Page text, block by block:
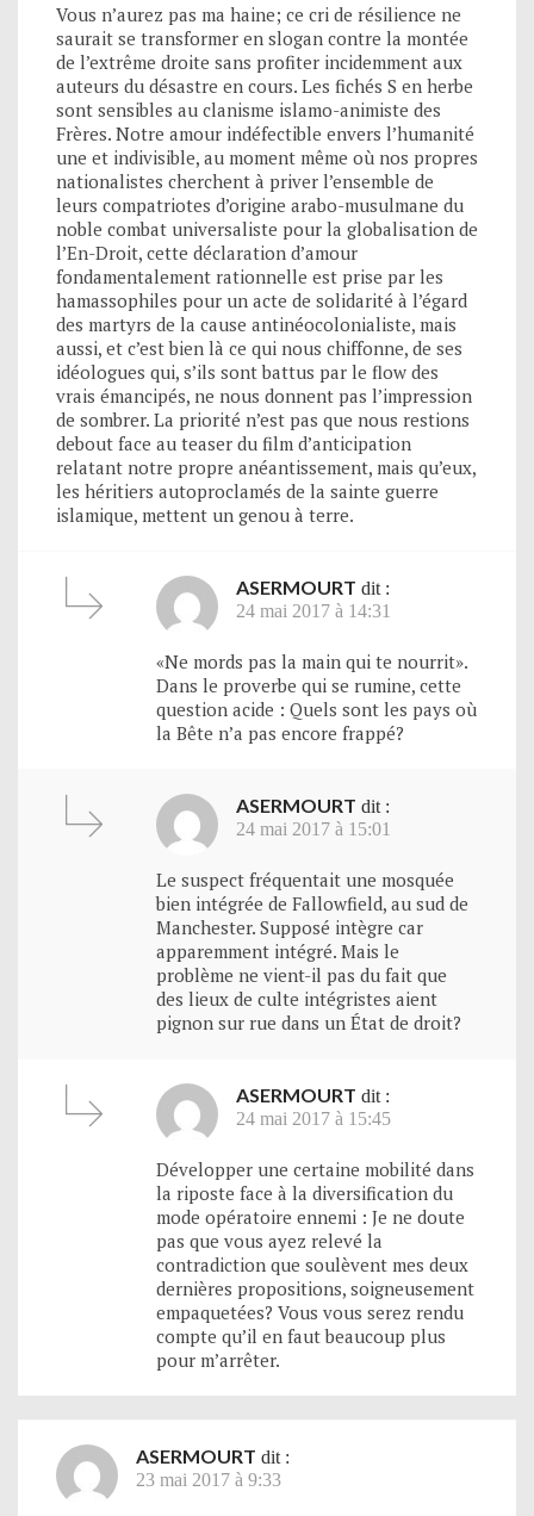
Vous n’aurez pas ma haine; ce cri de résilience ne
saurait se transformer en slogan contre la montée
de l’extrême droite sans profiter incidemment aux
auteurs du désastre en cours. Les fichés S en herbe
sont sensibles au clanisme islamo-animiste des
Frères. Notre amour indéfectible envers l’humanité
une et indivisible, au moment même où nos propres
nationalistes cherchent à priver l’ensemble de
leurs compatriotes d’origine arabo-musulmane du
noble combat universaliste pour la globalisation de
l’En-Droit, cette déclaration d’amour
fondamentalement rationnelle est prise par les
hamassophiles pour un acte de solidarité à l’égard
des martyrs de la cause antinéocolonialiste, mais
aussi, et c’est bien là ce qui nous chiffonne, de ses
idéologues qui, s’ils sont battus par le flow des
vrais émancipés, ne nous donnent pas l’impression
de sombrer. La priorité n’est pas que nous restions
debout face au teaser du film d’anticipation
relatant notre propre anéantissement, mais qu’eux,
les héritiers autoproclamés de la sainte guerre
islamique, mettent un genou à terre.
ASERMOURT dit :
24 mai 2017 à 14:31
«Ne mords pas la main qui te nourrit».
Dans le proverbe qui se rumine, cette
question acide : Quels sont les pays où
la Bête n’a pas encore frappé?
ASERMOURT dit :
24 mai 2017 à 15:01
Le suspect fréquentait une mosquée
bien intégrée de Fallowfield, au sud de
Manchester. Supposé intègre car
apparemment intégré. Mais le
problème ne vient-il pas du fait que
des lieux de culte intégristes aient
pignon sur rue dans un État de droit?
ASERMOURT dit :
24 mai 2017 à 15:45
Développer une certaine mobilité dans
la riposte face à la diversification du
mode opératoire ennemi : Je ne doute
pas que vous ayez relevé la
contradiction que soulèvent mes deux
dernières propositions, soigneusement
empaquetées? Vous vous serez rendu
compte qu’il en faut beaucoup plus
pour m’arrêter.
ASERMOURT dit :
23 mai 2017 à 9:33